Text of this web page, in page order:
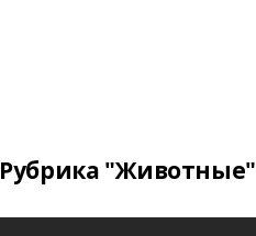
Рубрика "Животные"